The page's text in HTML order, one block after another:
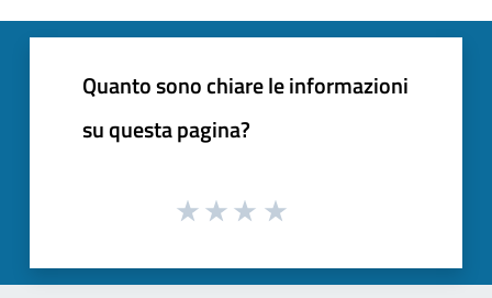
Quanto sono chiare le informazioni
su questa pagina?